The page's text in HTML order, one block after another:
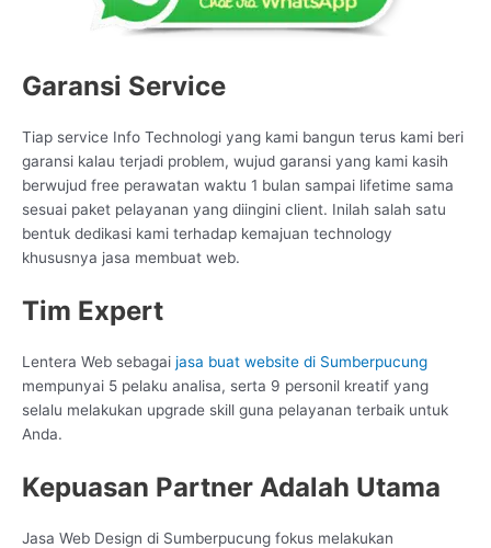
Garansi Service
Tiap service Info Technologi yang kami bangun terus kami beri
garansi kalau terjadi problem, wujud garansi yang kami kasih
berwujud free perawatan waktu 1 bulan sampai lifetime sama
sesuai paket pelayanan yang diingini client. Inilah salah satu
bentuk dedikasi kami terhadap kemajuan technology
khususnya jasa membuat web.
Tim Expert
Lentera Web sebagai jasa buat website di Sumberpucung
mempunyai 5 pelaku analisa, serta 9 personil kreatif yang
selalu melakukan upgrade skill guna pelayanan terbaik untuk
Anda.
Kepuasan Partner Adalah Utama
Jasa Web Design di Sumberpucung fokus melakukan